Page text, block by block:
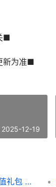
■
为准■
2025-12-19
《梦想桃源》冬至礼丨积分商店兑换超值礼包 桃源梦是什么意思